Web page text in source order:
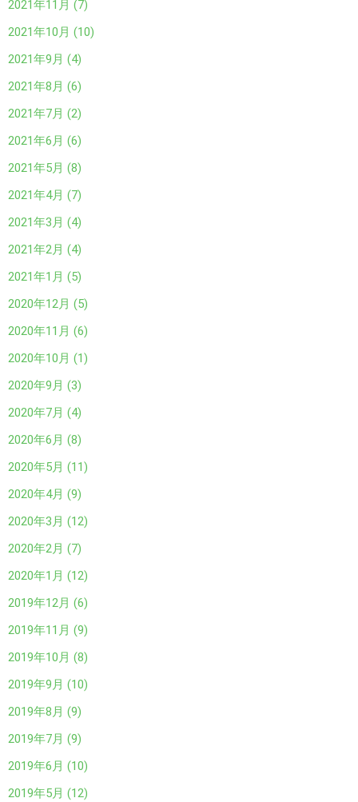
2021年11月 (7)
2021年10月 (10)
2021年9月 (4)
2021年8月 (6)
2021年7月 (2)
2021年6月 (6)
2021年5月 (8)
2021年4月 (7)
2021年3月 (4)
2021年2月 (4)
2021年1月 (5)
2020年12月 (5)
2020年11月 (6)
2020年10月 (1)
2020年9月 (3)
2020年7月 (4)
2020年6月 (8)
2020年5月 (11)
2020年4月 (9)
2020年3月 (12)
2020年2月 (7)
2020年1月 (12)
2019年12月 (6)
2019年11月 (9)
2019年10月 (8)
2019年9月 (10)
2019年8月 (9)
2019年7月 (9)
2019年6月 (10)
2019年5月 (12)